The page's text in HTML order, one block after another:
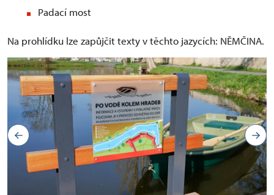
Padací most
Na prohlídku lze zapůjčit texty v těchto jazycích: NĚMČINA.